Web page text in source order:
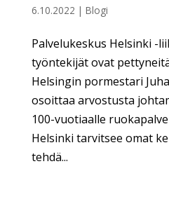
6.10.2022 | Blogi
Palvelukeskus Helsinki -
työntekijät ovat
Helsingin pormestari
osoittaa arvostusta
100-vuotiaalle
Helsinki tarvitsee omat
tehdä...